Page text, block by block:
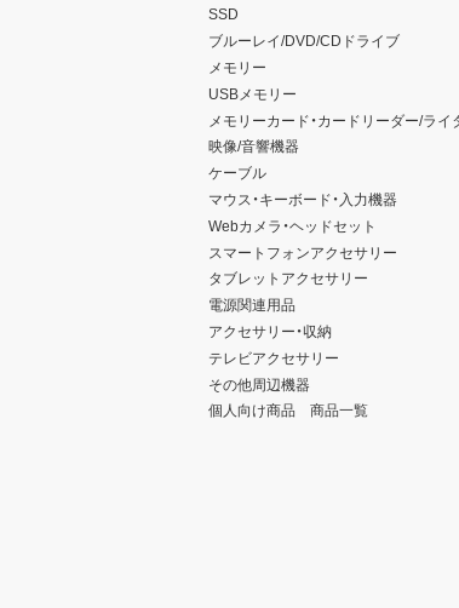
SSD
ブルーレイ/DVD/CDドライブ
メモリー
USBメモリー
メモリーカード・カードリーダー/ライ
映像/音響機器
ケーブル
マウス・キーボード・入力機器
Webカメラ・ヘッドセット
スマートフォンアクセサリー
タブレットアクセサリー
電源関連用品
アクセサリー・収納
テレビアクセサリー
その他周辺機器
個人向け商品 商品一覧